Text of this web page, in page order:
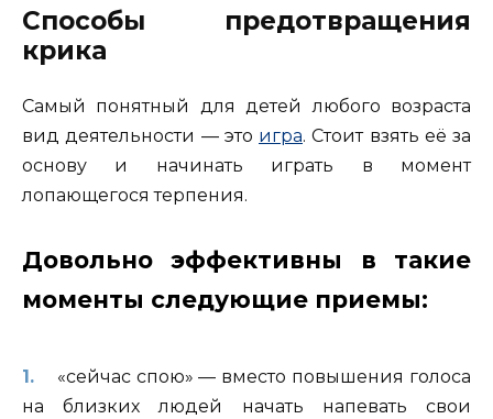
Способы предотвращения
крика
Самый понятный для детей любого возраста
вид деятельности — это игра. Стоит взять её за
основу и начинать играть в момент
лопающегося терпения.
Довольно эффективны в такие
моменты следующие приемы:
«сейчас спою» — вместо повышения голоса
на близких людей начать напевать свои